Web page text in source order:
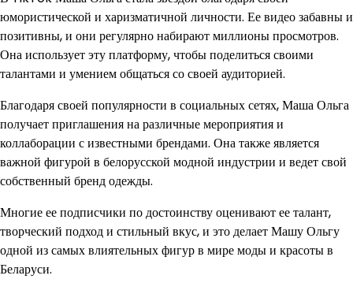
юмористической и харизматичной личности. Ее видео забавны и
позитивны, и они регулярно набирают миллионы просмотров.
Она использует эту платформу, чтобы поделиться своими
талантами и умением общаться со своей аудиторией.
Благодаря своей популярности в социальных сетях, Маша Ольга
получает приглашения на различные мероприятия и
коллаборации с известными брендами. Она также является
важной фигурой в белорусской модной индустрии и ведет свой
собственный бренд одежды.
Многие ее подписчики по достоинству оценивают ее талант,
творческий подход и стильный вкус, и это делает Машу Ольгу
одной из самых влиятельных фигур в мире моды и красоты в
Беларуси.